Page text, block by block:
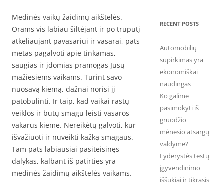
Medinės vaikų žaidimų aikštelės.
Orams vis labiau šiltėjant ir po truputį
atkeliaujant pavasariui ir vasarai, pats
metas pagalvoti apie tinkamas,
saugias ir įdomias pramogas Jūsų
mažiesiems vaikams. Turint savo
nuosavą kiemą, dažnai norisi jį
patobulinti. Ir taip, kad vaikai rastų
veiklos ir būtų smagu leisti vasaros
vakarus kieme. Nereikėtų galvoti, kur
išvažiuoti ir nuveikti kažką smagaus.
Tam pats labiausiai pasiteisinęs
dalykas, kalbant iš patirties yra
medinės žaidimų aikštelės vaikams.
RECENT POSTS
Automobilių
supirkimas yra
ekonomiškai
naudingas
Ko galime
pasimokyti iš
gruodžio
mėnesio atsargų
valdyme?
Lyderystės testų
įgyvendinimo
iššūkiai ir tikrasis